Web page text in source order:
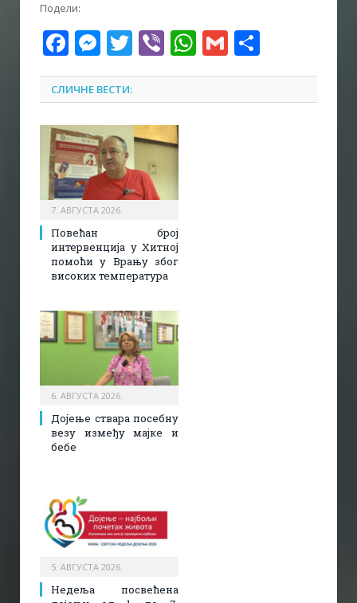
Подели:
Facebook
Messenger
Twitter
ViberWhatsApp
Gmail
СЛИЧНЕ ВЕСТИ:
7. АВГУСТА 2026.
Повећан број
интервенција у Хитној
помоћи у Врању због
високих температура
6. АВГУСТА 2026.
Дојење ствара посебну
везу између мајке и
бебе
5. АВГУСТА 2026.
Недеља посвећена